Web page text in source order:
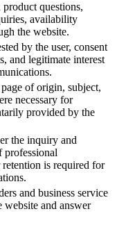
product questions,
availability
the website.
by the user, consent
and legitimate interest
of origin, subject,
necessary for
provided by the
the inquiry and
professional
is required for
and business service
website and answer